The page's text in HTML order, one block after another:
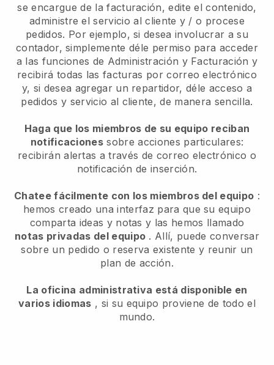
se encargue de la facturación, edite el contenido,
administre el servicio al cliente y / o procese
pedidos. Por ejemplo, si desea involucrar a su
contador, simplemente déle permiso para acceder
a las funciones de Administración y Facturación y
recibirá todas las facturas por correo electrónico
y, si desea agregar un repartidor, déle acceso a
pedidos y servicio al cliente, de manera sencilla.
Haga que los miembros de su equipo reciban
notificaciones sobre acciones particulares:
recibirán alertas a través de correo electrónico o
notificación de inserción.
Chatee fácilmente con los miembros del equipo :
hemos creado una interfaz para que su equipo
comparta ideas y notas y las hemos llamado
notas privadas del equipo . Allí, puede conversar
sobre un pedido o reserva existente y reunir un
plan de acción.
La oficina administrativa está disponible en
varios idiomas , si su equipo proviene de todo el
mundo.